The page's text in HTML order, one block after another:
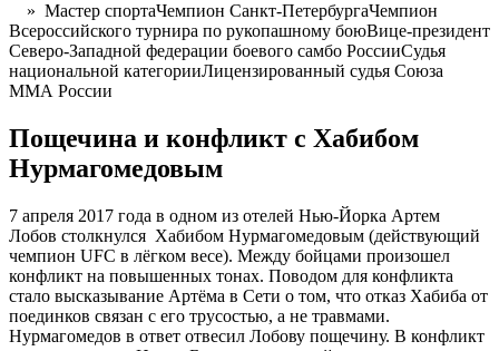
» Мастер спортаЧемпион Санкт-ПетербургаЧемпион
Всероссийского турнира по рукопашному боюВице-президент
Северо-Западной федерации боевого самбо РоссииСудья
национальной категорииЛицензированный судья Союза
ММА России
Пощечина и конфликт с Хабибом
Нурмагомедовым
7 апреля 2017 года в одном из отелей Нью-Йорка Артем
Лобов столкнулся Хабибом Нурмагомедовым (действующий
чемпион UFC в лёгком весе). Между бойцами произошел
конфликт на повышенных тонах. Поводом для конфликта
стало высказывание Артёма в Сети о том, что отказ Хабиба от
поединков связан с его трусостью, а не травмами.
Нурмагомедов в ответ отвесил Лобову пощечину. В конфликт